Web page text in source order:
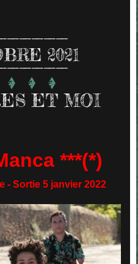
2021
ET MOI
***(*)
- Sortie 5 janvier 2022